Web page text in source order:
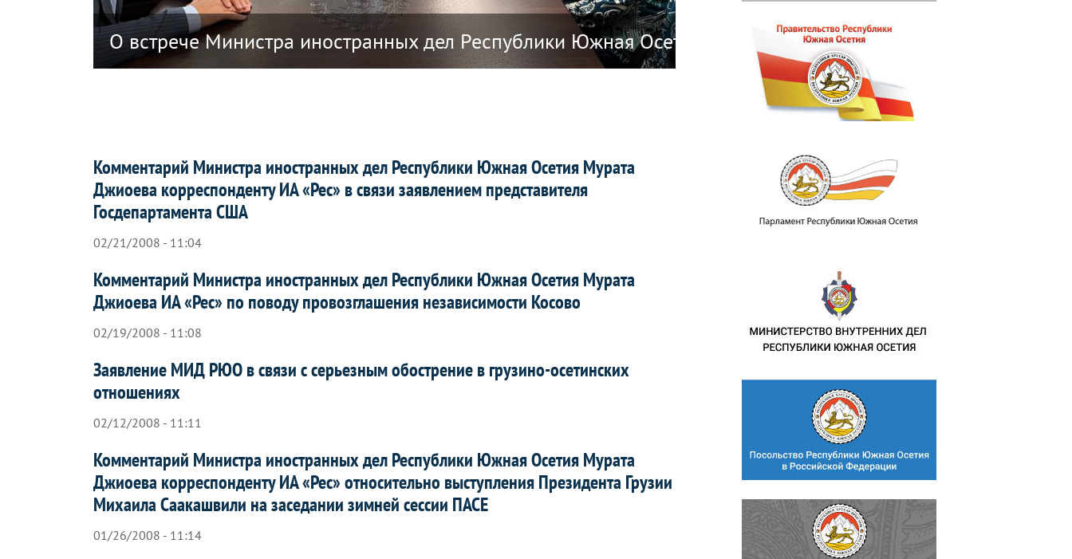
Южная Осетия в связи с решением Республики Наоэро о прекращении дипломатических отношений с
О встрече Министра иностранных дел Республики Южная Осетия А.М. Джиоева с представителями
О памятных мероприятиях в связи с 46-
Комментарий Министра иностранных дел Республики Южная Осетия Мурата
Джиоева корреспонденту ИА «Рес» в связи заявлением представителя
Госдепартамента США
02/21/2008 - 11:04
Комментарий Министра иностранных дел Республики Южная Осетия Мурата
Джиоева ИА «Рес» по поводу провозглашения независимости Косово
02/19/2008 - 11:08
Заявление МИД РЮО в связи с серьезным обострение в грузино-осетинских
отношениях
02/12/2008 - 11:11
Комментарий Министра иностранных дел Республики Южная Осетия Мурата
Джиоева корреспонденту ИА «Рес» относительно выступления Президента Грузии
Михаила Саакашвили на заседании зимней сессии ПАСЕ
01/26/2008 - 11:14